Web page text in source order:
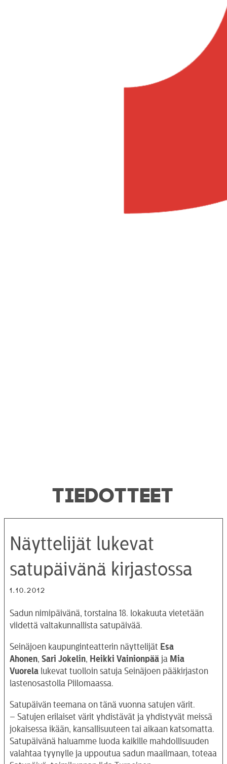
TIEDOTTEET
Näyttelijät lukevat
satupäivänä kirjastossa
1.10.2012
Sadun nimipäivänä, torstaina 18. lokakuuta vietetään
viidettä valtakunnallista satupäivää.
Seinäjoen kaupunginteatterin näyttelijät Esa
Ahonen, Sari Jokelin, Heikki Vainionpää ja Mia
Vuorela lukevat tuolloin satuja Seinäjoen pääkirjaston
lastenosastolla Piilomaassa.
Satupäivän teemana on tänä vuonna satujen värit.
– Satujen erilaiset värit yhdistävät ja yhdistyvät meissä
jokaisessa ikään, kansallisuuteen tai aikaan katsomatta.
Satupäivänä haluamme luoda kaikille mahdollisuuden
valahtaa tyynylle ja uppoutua sadun maailmaan, toteaa